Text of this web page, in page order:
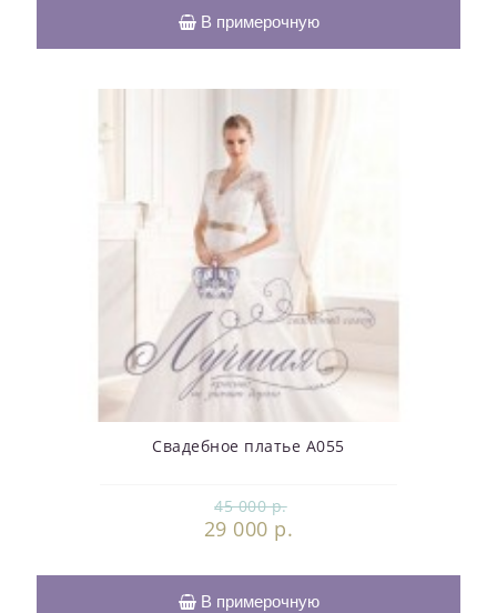
В примерочную
Свадебное платье А055
45 000 р.
29 000 р.
В примерочную